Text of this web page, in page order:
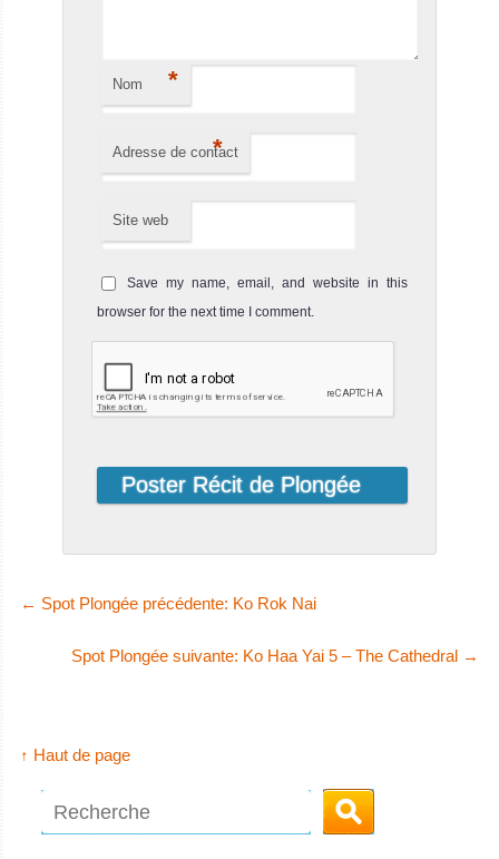
Epave Koh Kraden
Le site de l'épave de Koh Kraden est un ancien destroyer
Nom *
Adresse de contact
*
Site web
Save my name, email, and website in this
browser for the next time I comment.
← Spot Plongée précédente: Ko Rok Nai
Spot Plongée suivante: Ko Haa Yai 5 – The Cathedral →
↑ Haut de page